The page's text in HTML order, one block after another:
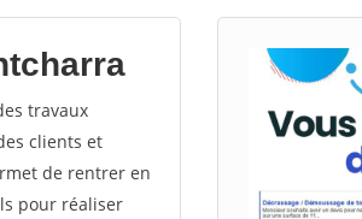
travaux
clients et
de rentrer en
pour réaliser